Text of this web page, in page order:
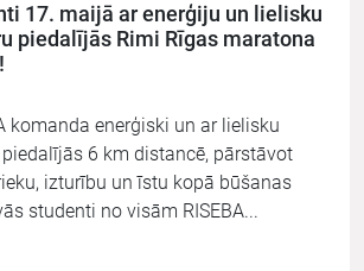
17. maijā ar enerģiju un lielisku
piedalījās Rimi Rīgas maratona
komanda enerģiski un ar lielisku
6 km distancē, pārstāvot
izturību un īstu kopā būšanas
studenti no visām RISEBA...